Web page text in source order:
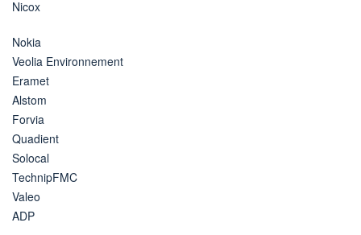
Nicox
Nokia
Veolia Environnement
Eramet
Alstom
Forvia
Quadient
Solocal
TechnipFMC
Valeo
ADP